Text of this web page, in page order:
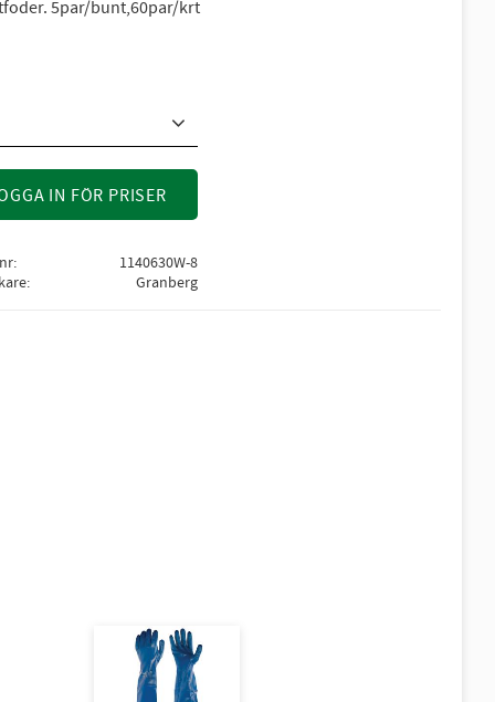
5par/bunt,60par/krt
IN FÖR PRISER
1140630W-8
Granberg